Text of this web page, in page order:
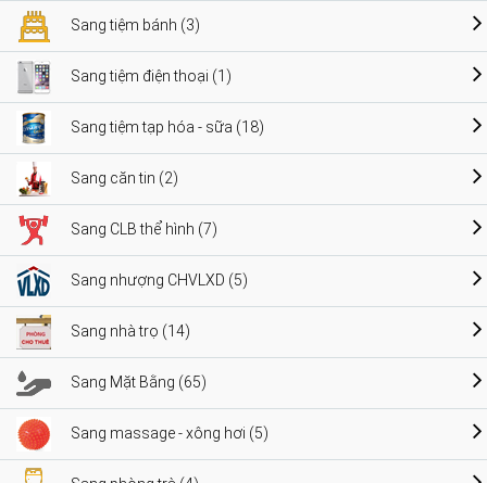
Sang tiệm bánh (3)
Sang tiệm điện thoại (1)
Sang tiệm tạp hóa - sữa (18)
Sang căn tin (2)
Sang CLB thể hình (7)
Sang nhượng CHVLXD (5)
Sang nhà trọ (14)
Sang Mặt Bằng (65)
Sang massage - xông hơi (5)